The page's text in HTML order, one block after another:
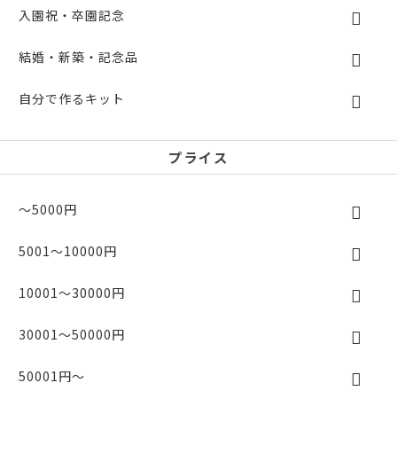
入園祝・卒園記念
結婚・新築・記念品
自分で作るキット
プライス
～5000円
5001～10000円
10001～30000円
30001～50000円
50001円～